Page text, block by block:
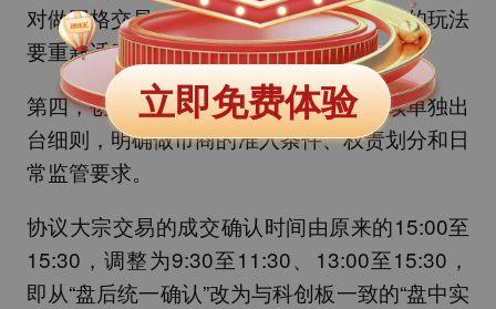
对做网格交易、做日内套利的朋友，尾盘的玩法
要重新适应。
第四，创业板正式引入做市商制度，后续单独出
台细则，明确做市商的准入条件、权责划分和日
常监管要求。
协议大宗交易的成交确认时间由原来的15:00至
15:30，调整为9:30至11:30、13:00至15:30，
即从“盘后统一确认”改为与科创板一致的“盘中实
立即免费体验